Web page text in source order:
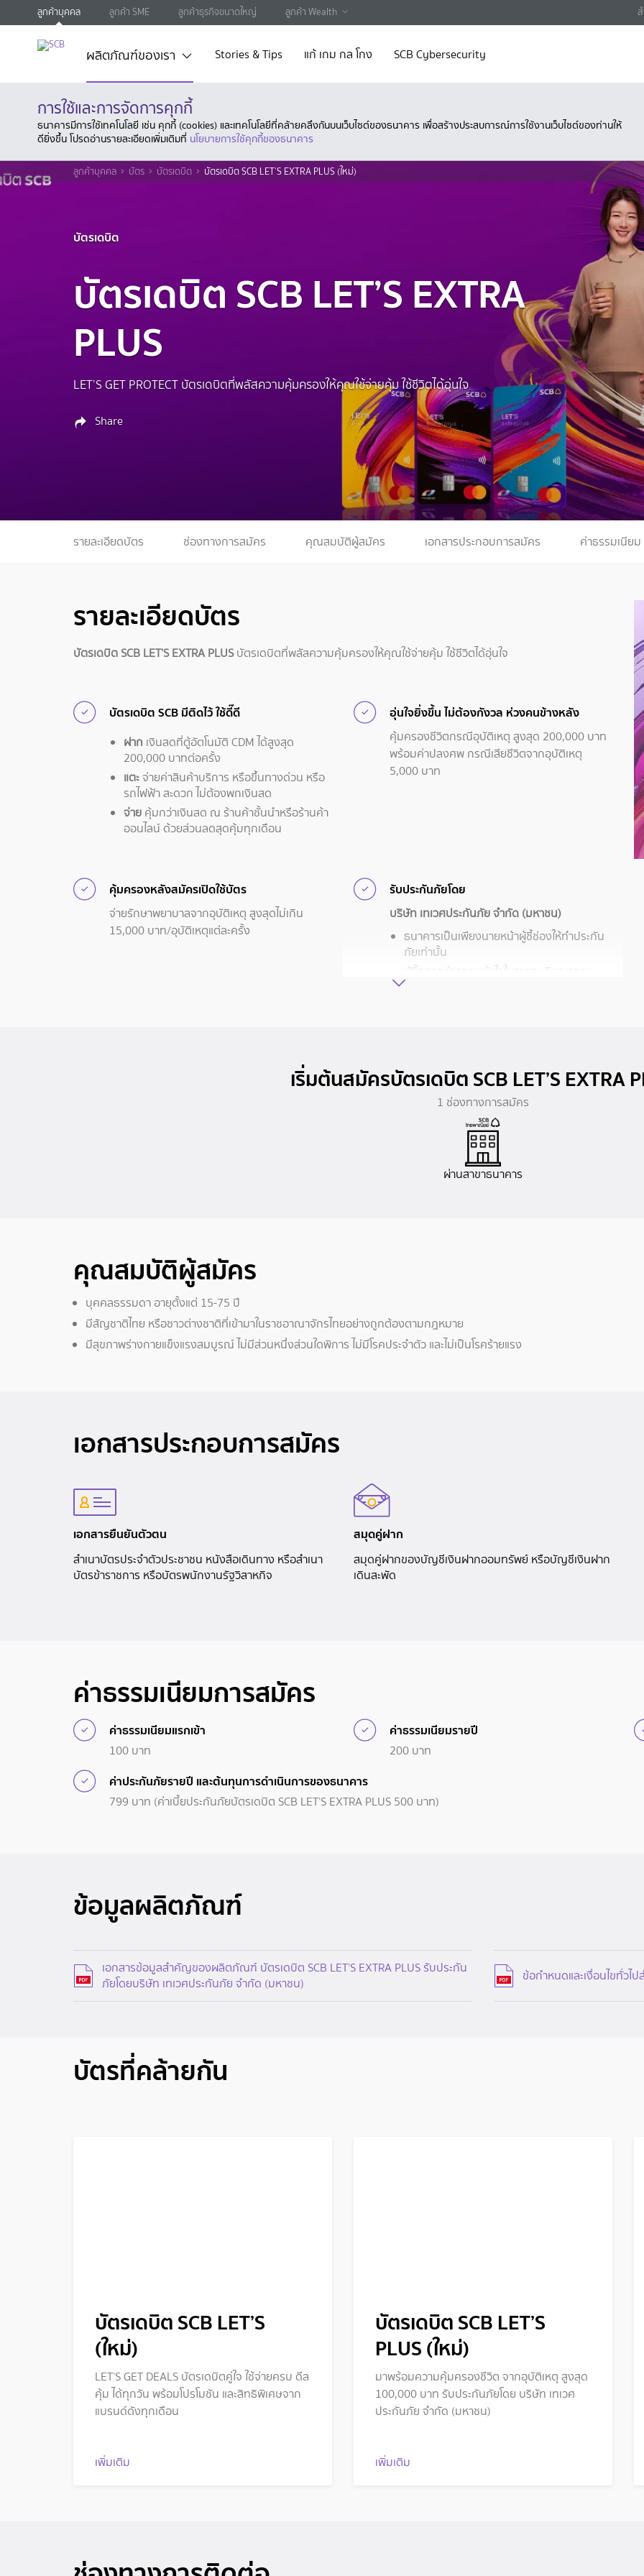
ลูกค้าบุคคล ลูกค้า SME ลูกค้าธุรกิจขนาดใหญ่ ลูกค้า Wealth
ผลิตภัณฑ์ของเรา Stories & Tips แก้ เกม กล โกง SCB Cybersecurity
การใช้และการจัดการคุกกี้
ธนาคารมีการใช้เทคโนโลยี เช่น คุกกี้ (cookies) และเทคโนโลยีที่คล้ายคลึงกันบนเว็บไซต์ของธนาคาร เพื่อสร้างประสบการณ์การใช้งานเว็บไซต์ของท่านให้
ดียิ่งขึ้น โปรดอ่านรายละเอียดเพิ่มเติมที่ นโยบายการใช้คุกกี้ของธนาคาร
ลูกค้าบุคคล บัตร บัตรเดบิต บัตรเดบิต SCB LET’S EXTRA PLUS (ใหม่)
บัตรเดบิต
บัตรเดบิต SCB LET’S EXTRA
PLUS
LET’S GET PROTECT บัตรเดบิตที่พลัสความคุ้มครองให้คุณใช้จ่ายคุ้ม ใช้ชีวิตได้อุ่นใจ
Share
รายละเอียดบัตร ช่องทางการสมัคร คุณสมบัติผู้สมัคร เอกสารประกอบการสมัคร ค่าธรรมเนียม
รายละเอียดบัตร
บัตรเดบิต SCB LET’S EXTRA PLUSบัตรเดบิตที่พลัสความคุ้มครองให้คุณใช้จ่ายคุ้ม ใช้ชีวิตได้อุ่นใจ
บัตรเดบิต SCB มีติดไว้ ใช้ดี๊ดี
ฝาก เงินสดที่ตู้อัตโนมัติ CDM ได้สูงสุด
200,000 บาทต่อครั้ง
แตะจ่ายค่าสินค้าบริการ หรือขึ้นทางด่วน หรือ
รถไฟฟ้า สะดวก ไม่ต้องพกเงินสด
จ่าย คุ้มกว่าเงินสด ณ ร้านค้าชั้นนำหรือร้านค้า
ออนไลน์ ด้วยส่วนลดสุดคุ้มทุกเดือน
อุ่นใจยิ่งขึ้น ไม่ต้องกังวล ห่วงคนข้างหลัง
คุ้มครองชีวิตกรณีอุบัติเหตุ สูงสุด 200,000 บาท
พร้อมค่าปลงศพ กรณีเสียชีวิตจากอุบัติเหตุ
5,000 บาท
คุ้มครองหลังสมัครเปิดใช้บัตร
จ่ายรักษาพยาบาลจากอุบัติเหตุ สูงสุดไม่เกิน
15,000 บาท/อุบัติเหตุแต่ละครั้ง
รับประกันภัยโดย
บริษัท เทเวศประกันภัย จำกัด (มหาชน)
ธนาคารเป็นเพียงนายหน้าผู้ชี้ช่องให้ทำประกัน
ภัยเท่านั้น
ผู้ซื้อควรทำความเข้าใจในรายละเอียด ความ
คุ้มครองและเงื่อนไขก่อนตัดสินใจทำประกันภัย
กรณีสอบถามเพิ่มเติมเกี่ยวกับความคุ้มครอง
และเรียกร้องสินไหมทดแทน กรุณาติดต่อศูนย์
บริการลูกค้า บริษัทเทเวศประกันภัย จำกัด
(มหาชน) โทร. 1291 ตลอด 24 ชั่วโมง หรือ
www.deves.co.th
เริ่มต้นสมัครบัตรเดบิต SCB LET’S EXTRA
1 ช่องทางการสมัคร
ผ่านสาขาธนาคาร
คุณสมบัติผู้สมัคร
บุคคลธรรมดา อายุตั้งแต่ 15-75 ปี
มีสัญชาติไทย หรือชาวต่างชาติที่เข้ามาในราชอาณาจักรไทยอย่างถูกต้องตามกฎหมาย
มีสุขภาพร่างกายแข็งแรงสมบูรณ์ ไม่มีส่วนหนึ่งส่วนใดพิการ ไม่มีโรคประจำตัว และไม่เป็นโรคร้ายแรง
เอกสารประกอบการสมัคร
เอกสารยืนยันตัวตน
สำเนาบัตรประจำตัวประชาชน หนังสือเดินทาง หรือสำเนา
บัตรข้าราชการ หรือบัตรพนักงานรัฐวิสาหกิจ
สมุดคู่ฝาก
สมุดคู่ฝากของบัญชีเงินฝากออมทรัพย์ หรือบัญชีเงินฝาก
เดินสะพัด
ค่าธรรมเนียมการสมัคร
ค่าธรรมเนียมแรกเข้า
100 บาท
ค่าธรรมเนียมรายปี
200 บาท
ค่าประกันภัยรายปี และต้นทุนการดำเนินการของธนาคาร
799 บาท (ค่าเบี้ยประกันภัยบัตรเดบิต SCB LET’S EXTRA PLUS 500 บาท)
ข้อมูลผลิตภัณฑ์
เอกสารข้อมูลสำคัญของผลิตภัณฑ์ บัตรเดบิต SCB LET’S EXTRA PLUS รับประกัน
ภัยโดยบริษัท เทเวศประกันภัย จำกัด (มหาชน)
ข้อกำหนดและเงื่อนไขทั่วไ
บัตรที่คล้ายกัน
บัตรเดบิต SCB LET’S
(ใหม่)
LET’S GET DEALS บัตรเดบิตคู่ใจ ใช้จ่ายครบ ดีล
คุ้ม ได้ทุกวัน พร้อมโปรโมชัน และสิทธิพิเศษจาก
แบรนด์ดังทุกเดือน
เพิ่มเติม
บัตรเดบิต SCB LET’S
PLUS (ใหม่)
มาพร้อมความคุ้มครองชีวิต จากอุบัติเหตุ สูงสุด
100,000 บาท รับประกันภัยโดย บริษัท เทเวศ
ประกันภัย จำกัด (มหาชน)
เพิ่มเติม